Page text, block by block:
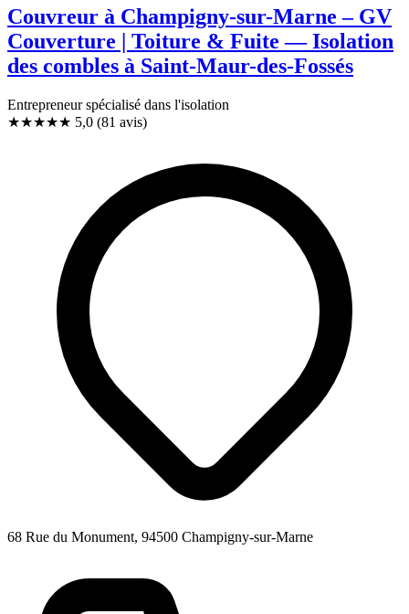
Couvreur à Champigny-sur-Marne – GV
Couverture | Toiture & Fuite — Isolation
des combles à Saint-Maur-des-Fossés
Entrepreneur spécialisé dans l'isolation
★★★★★ 5,0 (81 avis)
68 Rue du Monument, 94500 Champigny-sur-Marne